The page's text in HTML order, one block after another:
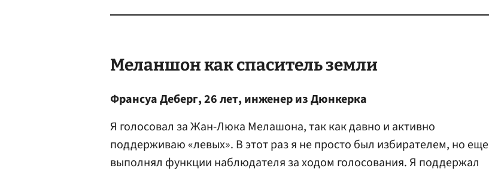
Меланшон как спаситель земли
Франсуа Деберг, 26 лет, инженер из Дюнкерка
Я голосовал за Жан-Люка Мелашона, так как давно и активно
поддерживаю «левых». В этот раз я не просто был избирателем, но еще
выполнял функции наблюдателя за ходом голосования. Я поддержал